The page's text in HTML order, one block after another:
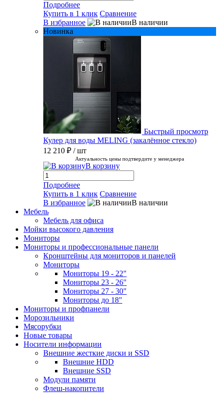
Подробнее
Купить в 1 клик Сравнение
В избранное
В наличии
Новинка
Быстрый просмотр
Кулер для воды MELING (закалённое стекло)
12 210 ₽ / шт
Актуальность цены подтвердите у менеджера
В корзину
Подробнее
Купить в 1 клик Сравнение
В избранное
В наличии
Мебель
Мебель для офиса
Мойки высокого давления
Мониторы
Мониторы и профессиональные панели
Кронштейны для мониторов и панелей
Мониторы
Мониторы 19 - 22"
Мониторы 23 - 26"
Мониторы 27 - 30"
Мониторы до 18"
Мониторы и профпанели
Морозильники
Мясорубки
Новые товары
Носители информации
Внешние жесткие диски и SSD
Внешние HDD
Внешние SSD
Модули памяти
Флеш-накопители